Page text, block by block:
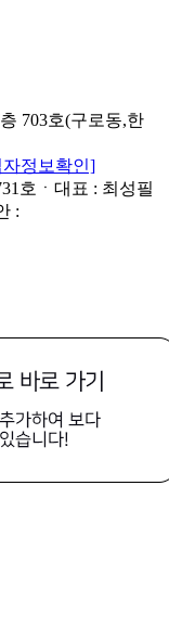
703호(구로동,한
자정보확인]
호ㆍ대표 : 최성필
: